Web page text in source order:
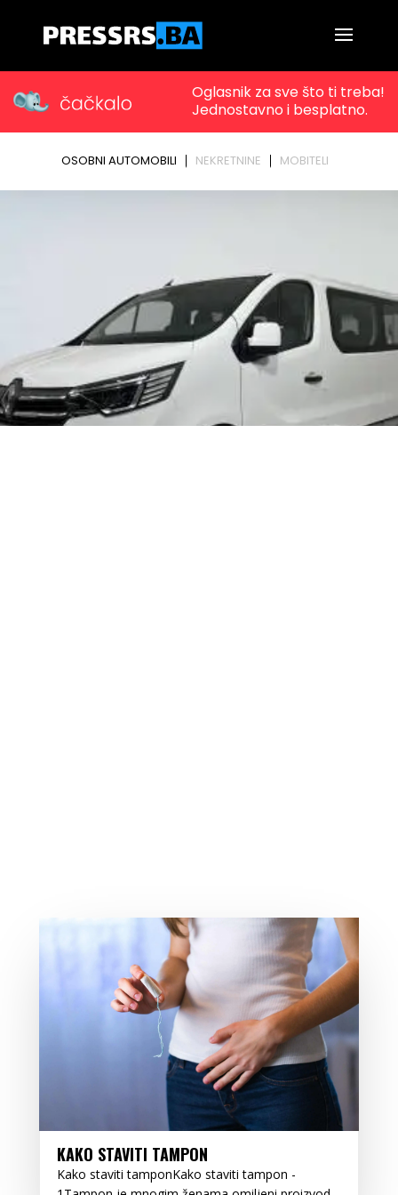
KAKO STAVITI TAMPON
Kako staviti tamponKako staviti tampon -